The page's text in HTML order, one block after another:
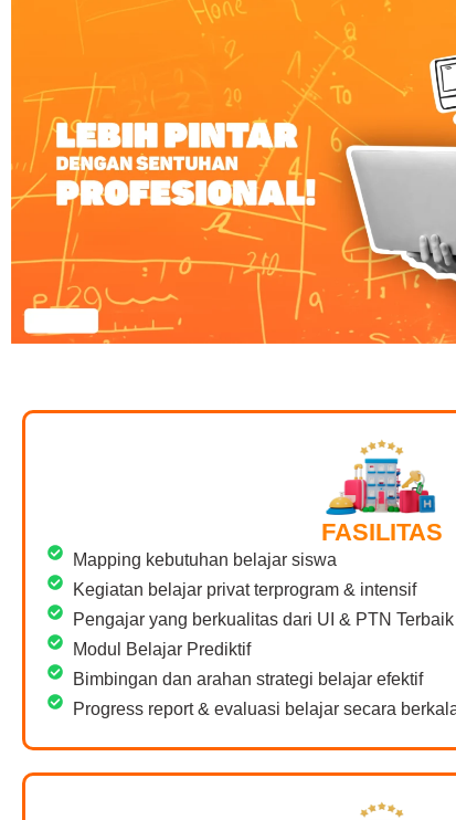
FASILITAS
Mapping kebutuhan belajar siswa
Kegiatan belajar privat terprogram & intensif
Pengajar yang berkualitas dari UI & PTN Terbaik
Modul Belajar Prediktif
Bimbingan dan arahan strategi belajar efektif
Progress report & evaluasi belajar secara